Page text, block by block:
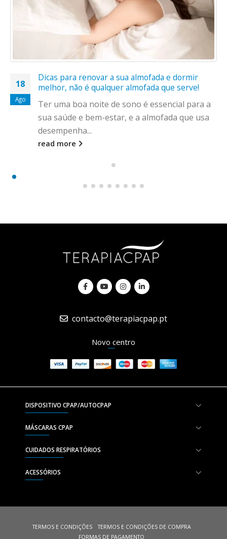
18
Ago
Dicas para renovar a sua almofada e dormir
melhor, não é qualquer almofada que serve!
Ter uma boa noite de sono é essencial para a
sua saúde e bem-estar, e a almofada que usa
desempenha...
read more
contacto@terapiacpap.pt
Novo centro
DISPOSITIVO CPAP/AUTOCPAP
MÁSCARAS CPAP
CUIDADOS RESPIRATÓRIOS
ACESSÓRIOS
TERMOS E CONDIÇÕES
TERMOS E CONDIÇÕES DE COMPRA
FORMAS DE PAGAMENTO